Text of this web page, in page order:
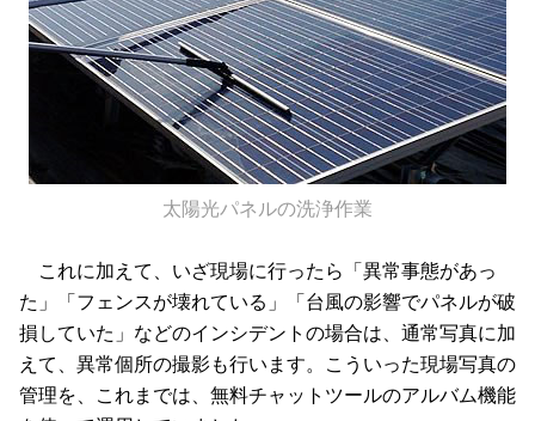
太陽光パネルの洗浄作業
これに加えて、いざ現場に行ったら「異常事態があっ
た」「フェンスが壊れている」「台風の影響でパネルが破
損していた」などのインシデントの場合は、通常写真に加
えて、異常個所の撮影も行います。こういった現場写真の
管理を、これまでは、無料チャットツールのアルバム機能